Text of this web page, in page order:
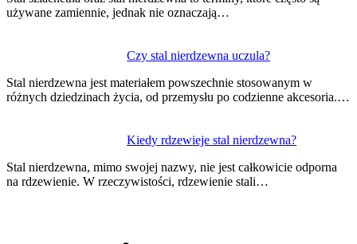
używane zamiennie, jednak nie oznaczają…
Czy stal nierdzewna uczula?
Stal nierdzewna jest materiałem powszechnie stosowanym w
różnych dziedzinach życia, od przemysłu po codzienne akcesoria.…
Kiedy rdzewieje stal nierdzewna?
Stal nierdzewna, mimo swojej nazwy, nie jest całkowicie odporna
na rdzewienie. W rzeczywistości, rdzewienie stali…